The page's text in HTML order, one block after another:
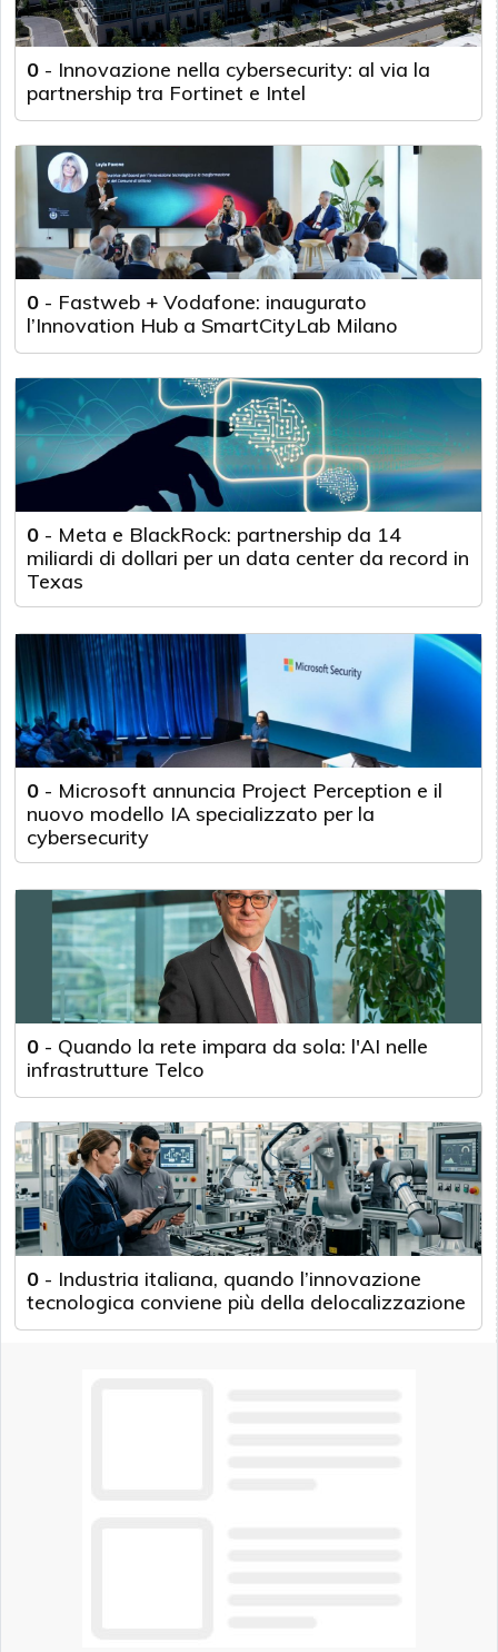
0 - Innovazione nella cybersecurity: al via la
partnership tra Fortinet e Intel
0 - Fastweb + Vodafone: inaugurato
l’Innovation Hub a SmartCityLab Milano
0 - Meta e BlackRock: partnership da 14
miliardi di dollari per un data center da record in
Texas
0 - Microsoft annuncia Project Perception e il
nuovo modello IA specializzato per la
cybersecurity
0 - Quando la rete impara da sola: l'AI nelle
infrastrutture Telco
0 - Industria italiana, quando l’innovazione
tecnologica conviene più della delocalizzazione